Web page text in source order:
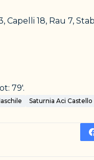
18, Rau 7,
79'.
Saturnia Aci Castello